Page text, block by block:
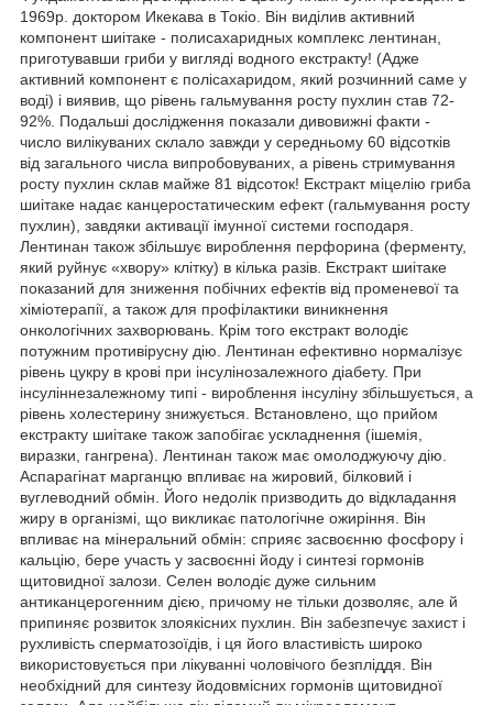
1969р. доктором Икекава в Токіо. Він виділив активний
компонент шиітаке - полисахаридных комплекс лентинан,
приготувавши гриби у вигляді водного екстракту! (Адже
активний компонент є полісахаридом, який розчинний саме у
воді) і виявив, що рівень гальмування росту пухлин став 72-
92%. Подальші дослідження показали дивовижні факти -
число вилікуваних склало завжди у середньому 60 відсотків
від загального числа випробовуваних, а рівень стримування
росту пухлин склав майже 81 відсоток! Екстракт міцелію гриба
шиітаке надає канцеростатическим ефект (гальмування росту
пухлин), завдяки активації імунної системи господаря.
Лентинан також збільшує вироблення перфорина (ферменту,
який руйнує «хвору» клітку) в кілька разів. Екстракт шиітаке
показаний для зниження побічних ефектів від променевої та
хіміотерапії, а також для профілактики виникнення
онкологічних захворювань. Крім того екстракт володіє
потужним противірусну дію. Лентинан ефективно нормалізує
рівень цукру в крові при інсулінозалежного діабету. При
інсуліннезалежному типі - вироблення інсуліну збільшується, а
рівень холестерину знижується. Встановлено, що прийом
екстракту шиітаке також запобігає ускладнення (ішемія,
виразки, гангрена). Лентинан також має омолоджуючу дію.
Аспарагінат марганцю впливає на жировий, білковий і
вуглеводний обмін. Його недолік призводить до відкладання
жиру в організмі, що викликає патологічне ожиріння. Він
впливає на мінеральний обмін: сприяє засвоєнню фосфору і
кальцію, бере участь у засвоєнні йоду і синтезі гормонів
щитовидної залози. Селен володіє дуже сильним
антиканцерогенним дією, причому не тільки дозволяє, але й
припиняє розвиток злоякісних пухлин. Він забезпечує захист і
рухливість сперматозоїдів, і ця його властивість широко
використовується при лікуванні чоловічого безпліддя. Він
необхідний для синтезу йодовмісних гормонів щитовидної